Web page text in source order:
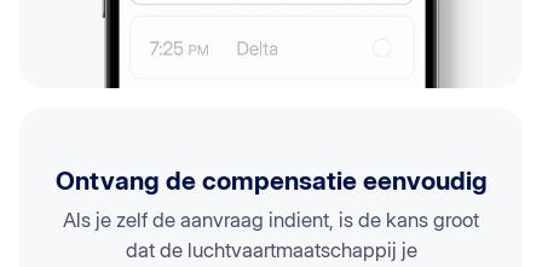
Ontvang de compensatie eenvoudig
Als je zelf de aanvraag indient, is de kans groot
dat de luchtvaartmaatschappij je